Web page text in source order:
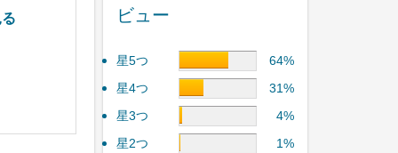
ビュー
星5つ
64%
星4つ
31%
星3つ
4%
星2つ
1%